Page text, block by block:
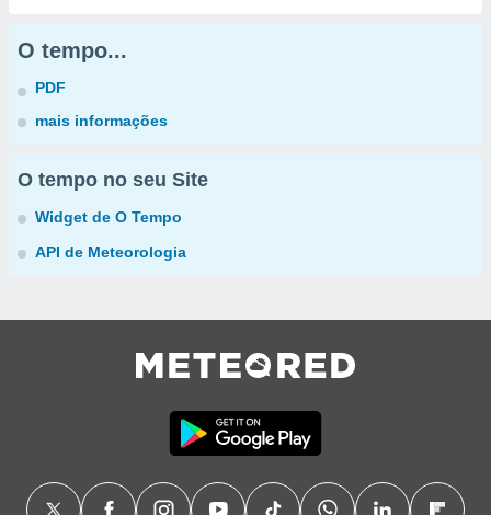
O tempo...
PDF
mais informações
O tempo no seu Site
Widget de O Tempo
API de Meteorologia